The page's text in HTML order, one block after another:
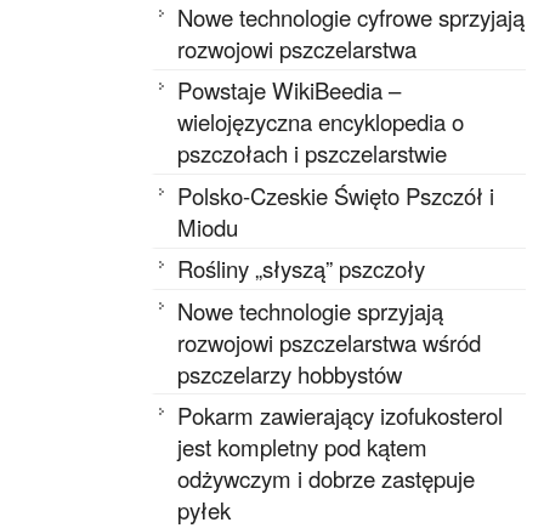
Nowe technologie cyfrowe sprzyjają
rozwojowi pszczelarstwa
Powstaje WikiBeedia –
wielojęzyczna encyklopedia o
pszczołach i pszczelarstwie
Polsko-Czeskie Święto Pszczół i
Miodu
Rośliny „słyszą” pszczoły
Nowe technologie sprzyjają
rozwojowi pszczelarstwa wśród
pszczelarzy hobbystów
Pokarm zawierający izofukosterol
jest kompletny pod kątem
odżywczym i dobrze zastępuje
pyłek